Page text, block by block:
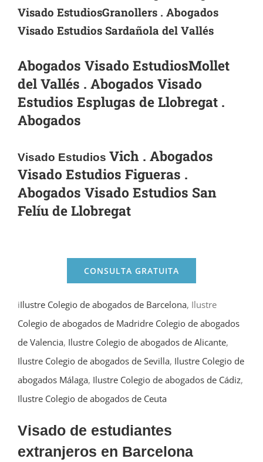
Visado EstudiosGranollers . Abogados
Visado Estudios Sardañola del Vallés
Abogados Visado EstudiosMollet
del Vallés . Abogados Visado
Estudios Esplugas de Llobregat .
Abogados
Visado Estudios Vich . Abogados
Visado Estudios Figueras .
Abogados Visado Estudios San
Felíu de Llobregat
CONSULTA GRATUITA
iIlustre Colegio de abogados de Barcelona, Ilustre
Colegio de abogados de Madridre Colegio de abogados
de Valencia, Ilustre Colegio de abogados de Alicante,
Ilustre Colegio de abogados de Sevilla, Ilustre Colegio de
abogados Málaga, Ilustre Colegio de abogados de Cádiz,
Ilustre Colegio de abogados de Ceuta
Visado de estudiantes
extranjeros en Barcelona